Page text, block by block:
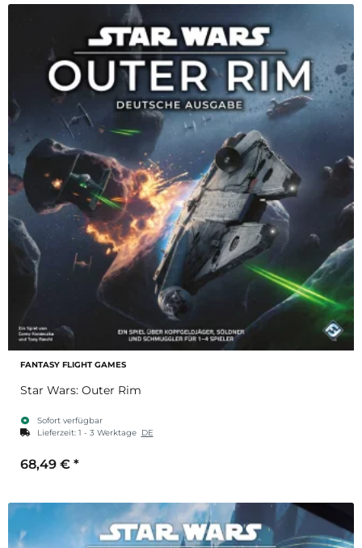
FANTASY FLIGHT GAMES
Star Wars: Outer Rim
Sofort verfügbar
Lieferzeit: 1 - 3 Werktage DE
68,49 € *